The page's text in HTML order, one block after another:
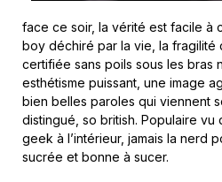
face ce soir, la vérité est facile à
boy déchiré par la vie, la fragilité
certifiée sans poils sous les bras
esthétisme puissant, une image
bien belles paroles qui viennent
distingué, so british. Populaire vu
geek à l’intérieur, jamais la nerd
sucrée et bonne à sucer.